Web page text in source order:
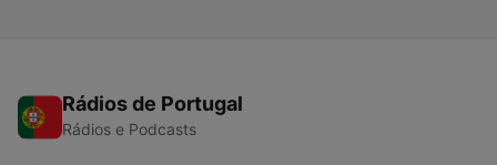
Rádios de Portugal
Rádios e Podcasts